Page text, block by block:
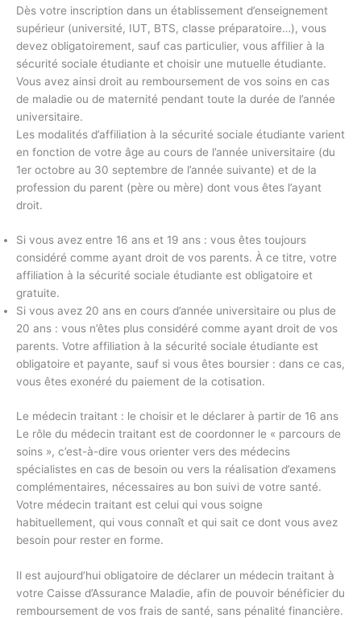
Dès votre inscription dans un établissement d’enseignement
supérieur (université, IUT, BTS, classe préparatoire…), vous
devez obligatoirement, sauf cas particulier, vous affilier à la
sécurité sociale étudiante et choisir une mutuelle étudiante.
Vous avez ainsi droit au remboursement de vos soins en cas
de maladie ou de maternité pendant toute la durée de l’année
universitaire.
Les modalités d’affiliation à la sécurité sociale étudiante varient
en fonction de votre âge au cours de l’année universitaire (du
1er octobre au 30 septembre de l’année suivante) et de la
profession du parent (père ou mère) dont vous êtes l’ayant
droit.
Si vous avez entre 16 ans et 19 ans : vous êtes toujours
considéré comme ayant droit de vos parents. À ce titre, votre
affiliation à la sécurité sociale étudiante est obligatoire et
gratuite.
Si vous avez 20 ans en cours d’année universitaire ou plus de
20 ans : vous n’êtes plus considéré comme ayant droit de vos
parents. Votre affiliation à la sécurité sociale étudiante est
obligatoire et payante, sauf si vous êtes boursier : dans ce cas,
vous êtes exonéré du paiement de la cotisation.
Le médecin traitant : le choisir et le déclarer à partir de 16 ans
Le rôle du médecin traitant est de coordonner le « parcours de
soins », c’est-à-dire vous orienter vers des médecins
spécialistes en cas de besoin ou vers la réalisation d’examens
complémentaires, nécessaires au bon suivi de votre santé.
Votre médecin traitant est celui qui vous soigne
habituellement, qui vous connaît et qui sait ce dont vous avez
besoin pour rester en forme.
Il est aujourd’hui obligatoire de déclarer un médecin traitant à
votre Caisse d’Assurance Maladie, afin de pouvoir bénéficier du
remboursement de vos frais de santé, sans pénalité financière.